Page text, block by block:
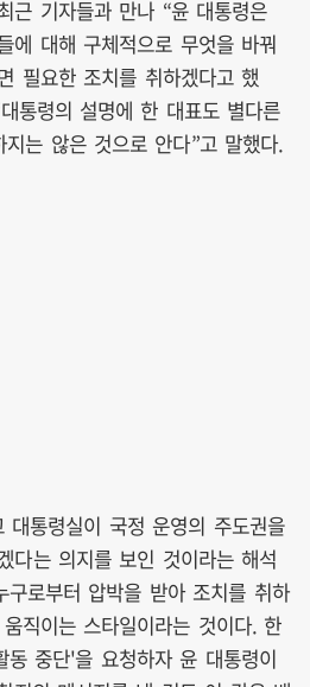
근 기자들과 만나 “윤 대통령은
에 대해 구체적으로 무엇을 바꿔
필요한 조치를 취하겠다고 했
통령의 설명에 한 대표도 별다른
는 않은 것으로 안다”고 말했다.
통령실이 국정 운영의 주도권을
다는 의지를 보인 것이라는 해석
로부터 압박을 받아 조치를 취하
직이는 스타일이라는 것이다. 한
중단'을 요청하자 윤 대통령이